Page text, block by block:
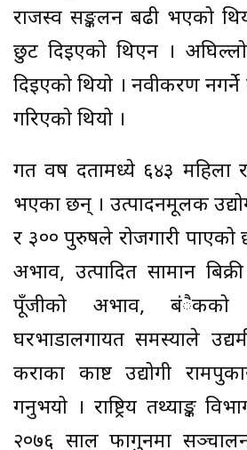
राजस्व सङ्कलन बढी भएको
छुट दिइएको थिएन ।
दिइएको थियो । नवीकरण नगर्ने
गरिएको थियो ।
गत वर्ष दर्तामध्ये ६४३ महिला
भएका छन् । उत्पादनमूलक
र ३०० पुरुषले रोजगारी पाएको
अभाव, उत्पादित सामान
पूँजीको अभाव, बंैकको
घरभाडालगायत समस्याले
कर्राका काष्ट उद्योगी
गर्नुभयो । राष्ट्रिय तथ्याङ्क
२०७६ साल फागुनमा